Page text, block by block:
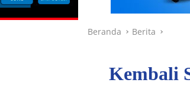
Beranda Berita
Kembali